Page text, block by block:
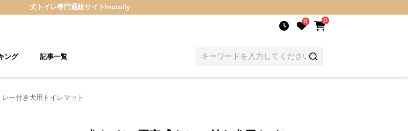
犬トイレ専門通販サイト Inutoily
0 0
ング 記事一覧
ー付き犬用トイレマット